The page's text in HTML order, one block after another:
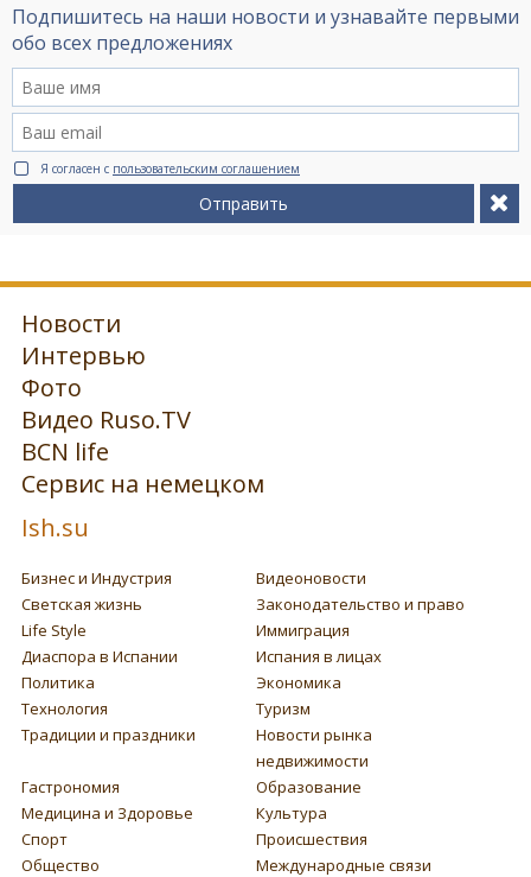
Подпишитесь на наши новости и узнавайте первыми
обо всех предложениях
Я согласен с пользовательским соглашением
Отправить
Новости
Интервью
Фото
Видео Ruso.TV
BCN life
Сервис на немецком
Ish.su
Бизнес и Индустрия
Видеоновости
Светская жизнь
Законодательство и право
Life Style
Иммиграция
Диаспора в Испании
Испания в лицах
Политика
Экономика
Технология
Туризм
Традиции и праздники
Новости рынка
недвижимости
Гастрономия
Образование
Медицина и Здоровье
Культура
Спорт
Происшествия
Общество
Международные связи